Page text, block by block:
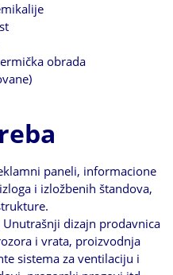
obrada
paneli, informacione
i izložbenih štandova,
Unutrašnji dizajn prodavnica
i vrata, proizvodnja
sistema za ventilaciju i